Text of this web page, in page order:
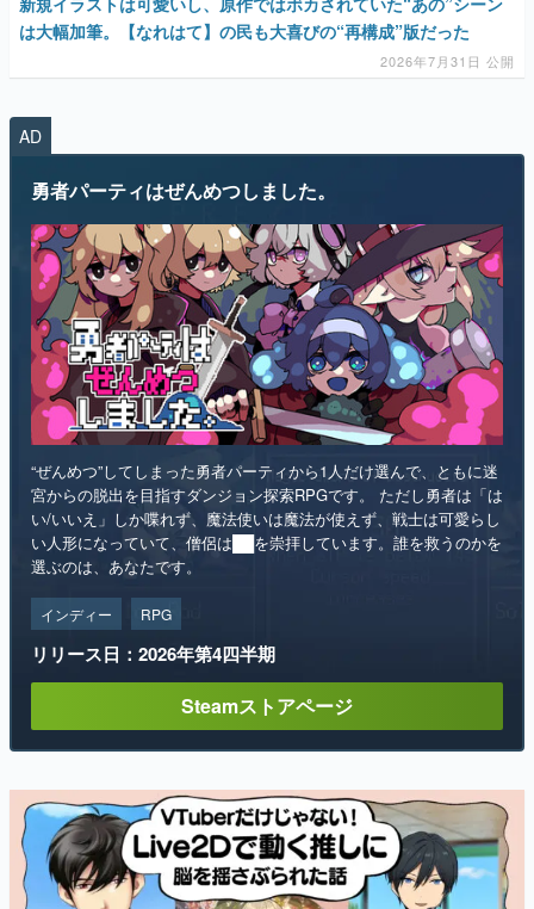
は大幅加筆。【なれはて】の民も大喜びの“再構成”版だった
2026年7月31日 公開
AD
勇者パーティはぜんめつしました。
“ぜんめつ”してしまった勇者パーティから1人だけ選んで、ともに迷
宮からの脱出を目指すダンジョン探索RPGです。 ただし勇者は「は
い/いいえ」しか喋れず、魔法使いは魔法が使えず、戦士は可愛らし
い人形になっていて、僧侶は██を崇拝しています。誰を救うのかを
選ぶのは、あなたです。
インディー RPG
リリース日：2026年第4四半期
Steamストアページ